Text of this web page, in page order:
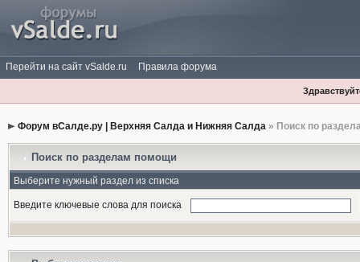
Перейти на сайт vSalde.ru Правила форума
Форум вСалде.ру | Верхняя Салда и Нижняя Салда» Поиск по
Поиск по разделам помощи
Выберите нужный раздел из списка
Введите ключевые слова для поиска